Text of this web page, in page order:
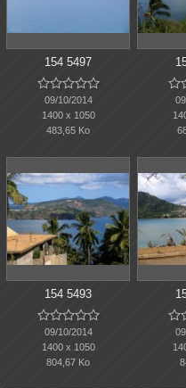
154 5497

09/10/2014
1400 x 1050
483,65 Ko

154 5493

09/10/2014
1400 x 1050
804,67 Ko
